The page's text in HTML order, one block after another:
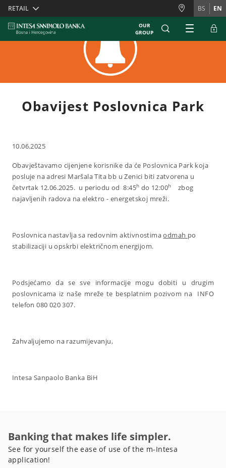
Skiplinks
RETAIL BS EN
OUR
GROUP
Obavijest Poslovnica Park
10.06.2025
Obavještavamo cijenjene korisnike da će Poslovnica Park koja
posluje na adresi Maršala Tita bb u Zenici biti zatvorena u
četvrtak 12.06.2025. u periodu od 8:45h do 12:00h
zbog
najavljenih radova na elektro - energetskoj mreži.
Poslovnica nastavlja sa redovnim aktivnostimaodmah po
stabilizaciji u opskrbi električnom energijom.
Podsjećamo da se sve informacije mogu dobiti u drugim
poslovnicama iz naše mreže te besplatnim pozivom na INFO
telefon 080 020 307.
Zahvaljujemo na razumijevanju,
Intesa Sanpaolo Banka BiH
Banking that makes life simpler.
See for yourself the ease of use of the m-Intesa
application!